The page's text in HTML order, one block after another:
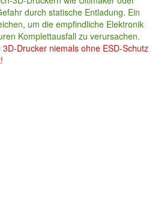
durch statische Entladung. Ein
um die empfindliche Elektronik
Komplettausfall zu verursachen.
Drucker niemals ohne ESD-Schutz